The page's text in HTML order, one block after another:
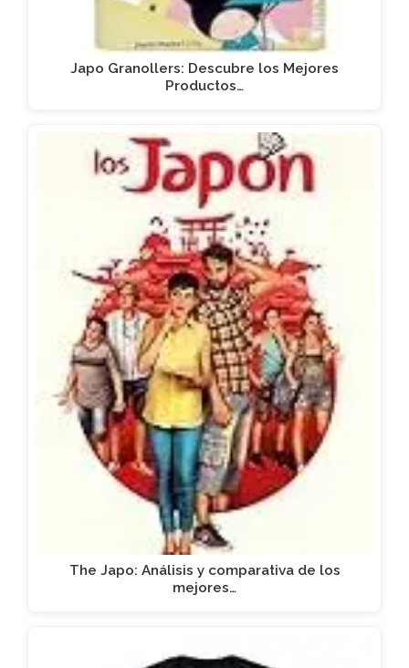
Japo Granollers: Descubre los Mejores
Productos…
The Japo: Análisis y comparativa de los
mejores…